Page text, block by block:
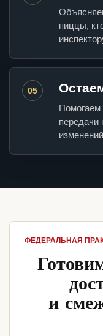
пиццы,
05
Помогаем
передачи
ФЕДЕРАЛЬНАЯ
и